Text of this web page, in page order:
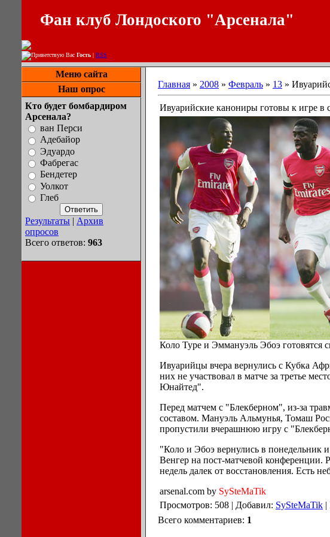
Фан клуб Лондоского "Арсенала"
Приветствую Вас Гость | RSS
Меню сайта
Наш опрос
Кто будет бомбардиром
Арсенала?
ван Перси
Адебайор
Эдуардо
Фабрегас
Бендетер
Уолкот
Глеб
Результаты | Архив
опросов
Всего ответов: 963
Главная » 2008 » Февраль » 13 »
Ивуарийские канониры готовы к игре в
Коло Туре и Эммануэль Эбоэ готовятся
Ивуарийцы вчера вернулись с Кубка
них не участвовал в матче за третье
Юнайтед".
Перед матчем с "Блекберном", из-за
составом. Мануэль Альмунья, Томаш
пропустили вчерашнюю игру с
"Коло и Эбоэ вернулись в понедельник
Венгер на пост-матчевой
недель далек от восстановления. Есть
arsenal.com by SySteMaTik
Просмотров: 508 | Добавил: SySteMaTik |
Всего комментариев: 1